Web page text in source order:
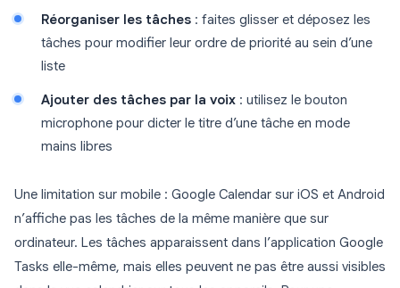
Réorganiser les tâches : faites glisser et déposez les
tâches pour modifier leur ordre de priorité au sein d’une
liste
Ajouter des tâches par la voix : utilisez le bouton
microphone pour dicter le titre d’une tâche en mode
mains libres
Une limitation sur mobile : Google Calendar sur iOS et Android
n’affiche pas les tâches de la même manière que sur
ordinateur. Les tâches apparaissent dans l’application Google
Tasks elle-même, mais elles peuvent ne pas être aussi visibles